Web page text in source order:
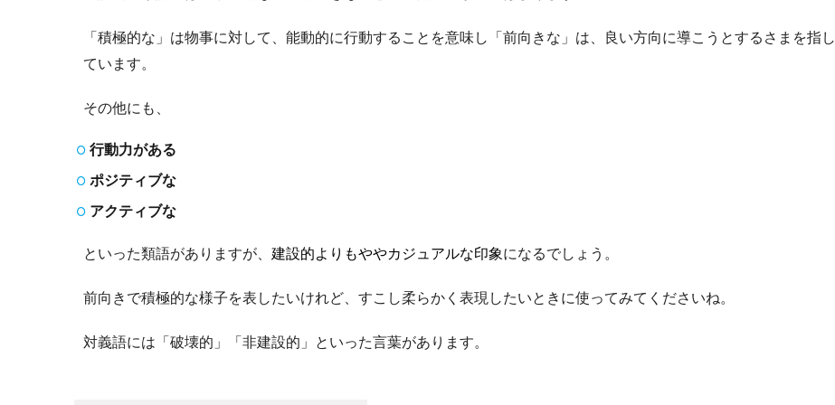
「積極的な」は物事に対して、能動的に行動することを意味し「前向きな」は、良い方向に導こうとするさまを指し
ています。
その他にも、
行動力がある
ポジティブな
アクティブな
といった類語がありますが、 建設的よりもややカジュアルな印象になるでしょう。
前向きで積極的な様子を表したいけれど、すこし柔らかく表現したいときに使ってみてくださいね。
対義語には「破壊的」「非建設的」といった言葉があります。